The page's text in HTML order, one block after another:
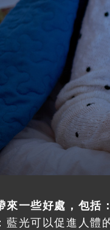
來一些好處，包括：
藍光可以促進人體